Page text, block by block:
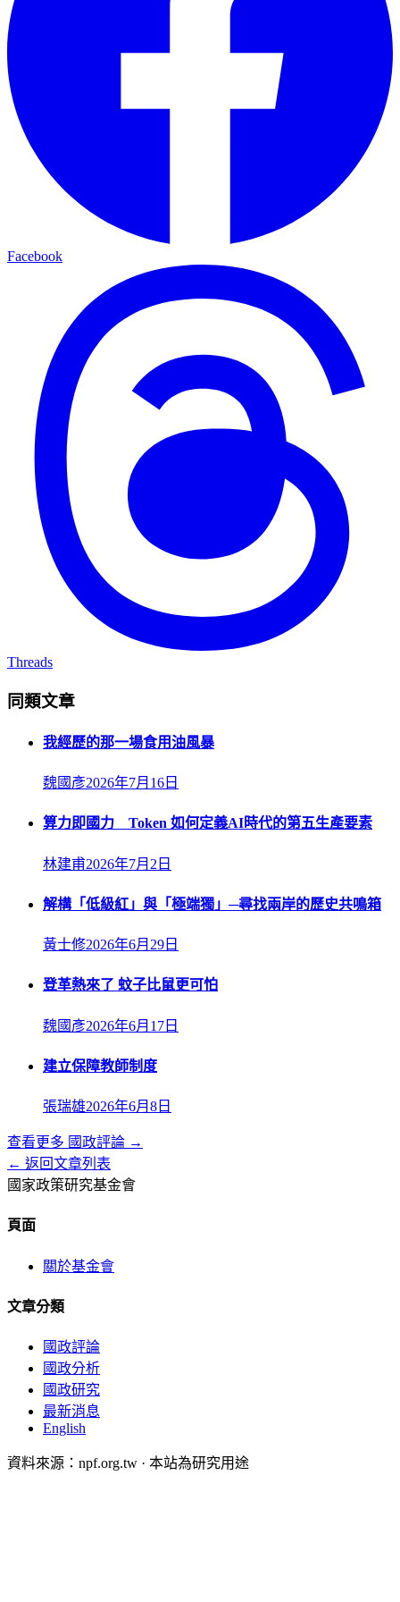
Facebook
Threads
同類文章
我經歷的那一場食用油風暴
魏國彥2026年7月16日
算力即國力 Token 如何定義AI時代的第五生產要素
林建甫2026年7月2日
解構「低級紅」與「極端獨」─尋找兩岸的歷史共鳴箱
黃士修2026年6月29日
登革熱來了 蚊子比鼠更可怕
魏國彥2026年6月17日
建立保障教師制度
張瑞雄2026年6月8日
查看更多 國政評論 →
← 返回文章列表
國家政策研究基金會
頁面
關於基金會
文章分類
國政評論
國政分析
國政研究
最新消息
English
資料來源：npf.org.tw · 本站為研究用途